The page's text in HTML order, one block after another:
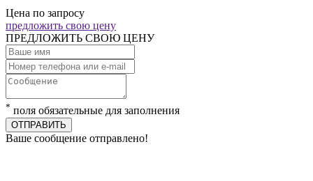
Цена по запросу
предложить свою цену
ПРЕДЛОЖИТЬ СВОЮ ЦЕНУ
* поля обязательные для заполнения
ОТПРАВИТЬ
Ваше сообщение отправлено!